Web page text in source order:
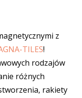
z
TILES!
rodzajów
różnych
rakiety